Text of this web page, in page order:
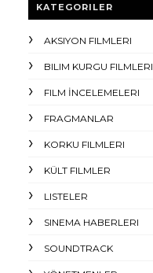
KATEGORILER
AKSIYON FILMLERI
BILIM KURGU FILMLERI
FILM İNCELEMELERI
FRAGMANLAR
KORKU FILMLERI
KÜLT FILMLER
LISTELER
SINEMA HABERLERI
SOUNDTRACK